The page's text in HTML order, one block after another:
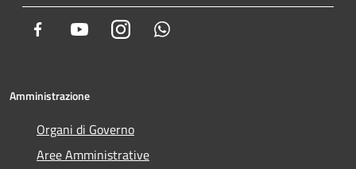
Facebook YoutubeInstagram
Amministrazione
Organi di Governo
Aree Amministrative